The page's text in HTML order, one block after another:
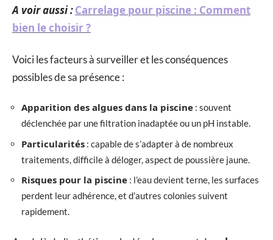
A voir aussi :Carrelage pour piscine : Comment
bien le choisir ?
Voici les facteurs à surveiller et les conséquences
possibles de sa présence :
Apparition des algues dans la piscine : souvent
déclenchée par une filtration inadaptée ou un pH instable.
Particularités : capable de s’adapter à de nombreux
traitements, difficile à déloger, aspect de poussière jaune.
Risques pour la piscine : l’eau devient terne, les surfaces
perdent leur adhérence, et d’autres colonies suivent
rapidement.